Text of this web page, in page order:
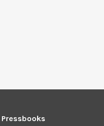
Pressbooks